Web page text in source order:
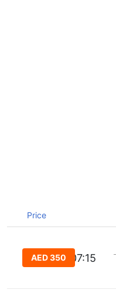
Price
07:15
AED 350